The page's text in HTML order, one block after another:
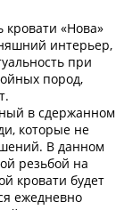
«Нова»
интерьер,
при
пород,
в сдержанном
которые не
В данном
резьбой на
кровати будет
ежедневно